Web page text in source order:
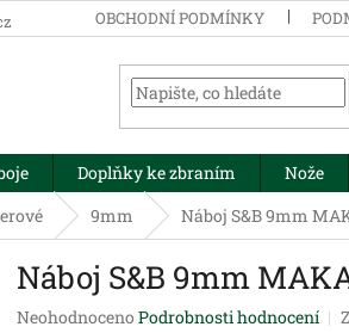
OBCHODNÍ PODMÍNKY
Doplňky ke zbraním Nože
9mm Náboj S&B 9mm
Náboj S&B 9mm
Průměrné
Neohodnoceno Podrobnosti hodnocení